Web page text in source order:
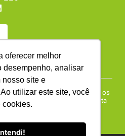
oferecer melhor
desempenho, analisar
nosso site e
utilizar este site, você
cookies.
Campo & Negócios. Todos os
a reprodução do conteúdo desta
eletrônico ou